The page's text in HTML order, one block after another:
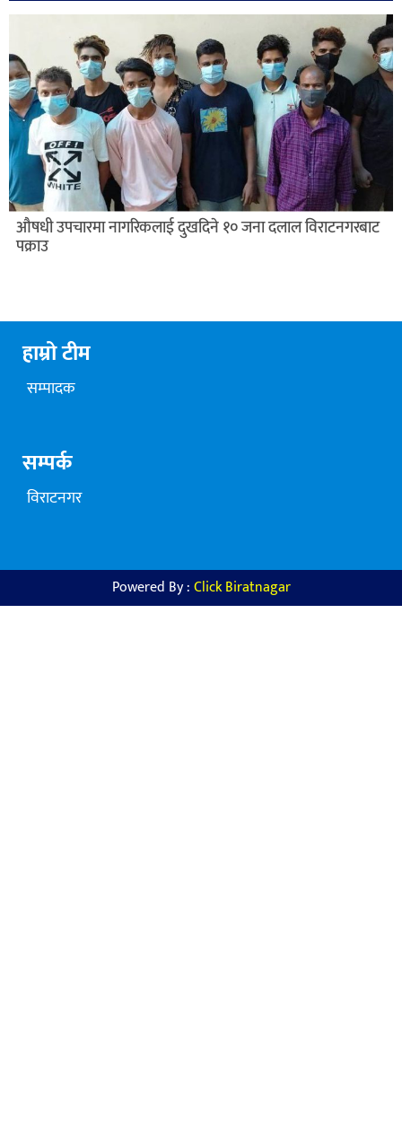
औषधी उपचारमा नागरिकलाई दुखदिने १० जना दलाल विराटनगरबाट
पक्राउ
हाम्रो टीम
सम्पादक
सम्पर्क
विराटनगर
Powered By :Click Biratnagar